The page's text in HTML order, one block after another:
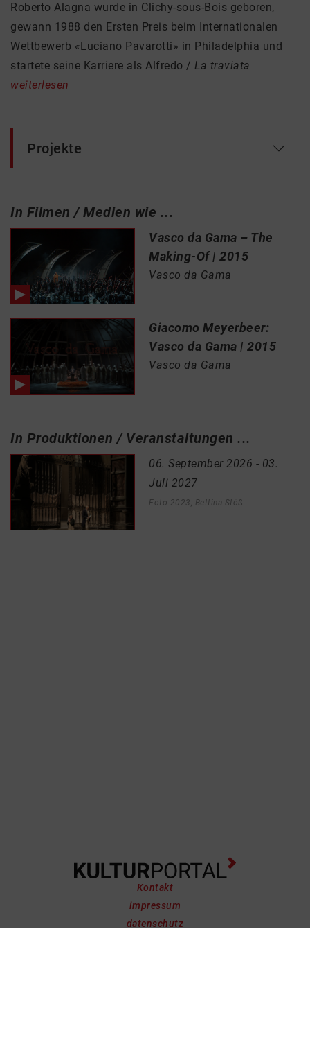
Roberto Alagna wurde in Clichy-sous-Bois geboren,
gewann 1988 den Ersten Preis beim Internationalen
Wettbewerb «Luciano Pavarotti» in Philadelphia und
startete seine Karriere als Alfredo / La traviata
weiterlesen
Projekte
In Filmen / Medien wie ...
Vasco da Gama – The
Making-Of | 2015
Vasco da Gama
Giacomo Meyerbeer:
Vasco da Gama | 2015
Vasco da Gama
In Produktionen / Veranstaltungen ...
06. September 2026 - 03.
Juli 2027
Foto 2023, Bettina Stöß
Kontakt
impressum
datenschutz